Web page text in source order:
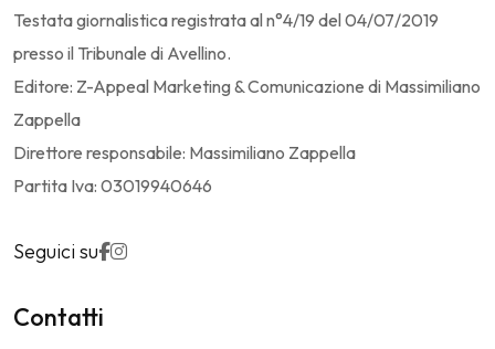
Testata giornalistica registrata al n°4/19 del 04/07/2019
presso il Tribunale di Avellino.
Editore: Z-Appeal Marketing & Comunicazione di Massimiliano
Zappella
Direttore responsabile: Massimiliano Zappella
Partita Iva: 03019940646
Seguici su
Contatti